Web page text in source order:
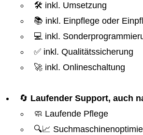
🛠️ inkl. Umsetzung
📚 inkl. Einpflege oder
💻 inkl.
✅ inkl. Qualitätssicherung
🚀 inkl. Onlineschaltung
🔄 Laufender Support, auch
🧼 Laufende Pflege
🔍📈